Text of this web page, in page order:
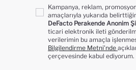
Kampanya, reklam,
amaçlarıyla yukarıda
DeFacto Perakende Anonim
ticari elektronik ileti
verilerimin bu amaçla
Bilgilendirme Metni’nde
çerçevesinde kabul ediyorum.